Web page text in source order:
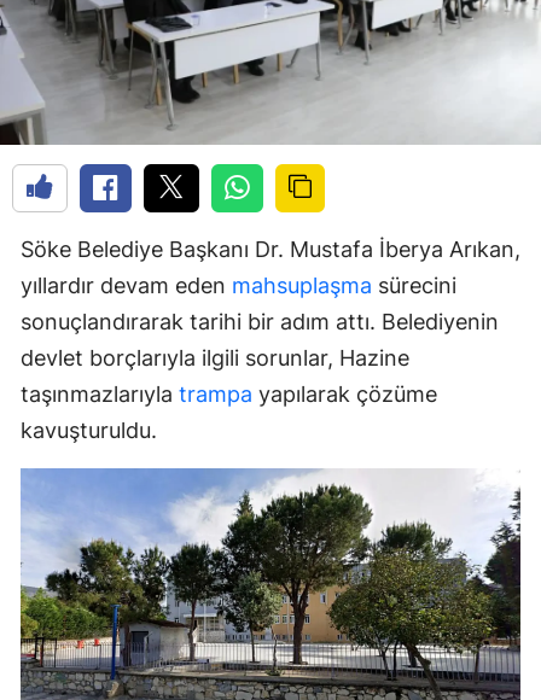
Söke Belediye Başkanı Dr. Mustafa İberya Arıkan,
yıllardır devam eden mahsuplaşma sürecini
sonuçlandırarak tarihi bir adım attı. Belediyenin
devlet borçlarıyla ilgili sorunlar, Hazine
taşınmazlarıyla trampa yapılarak çözüme
kavuşturuldu.